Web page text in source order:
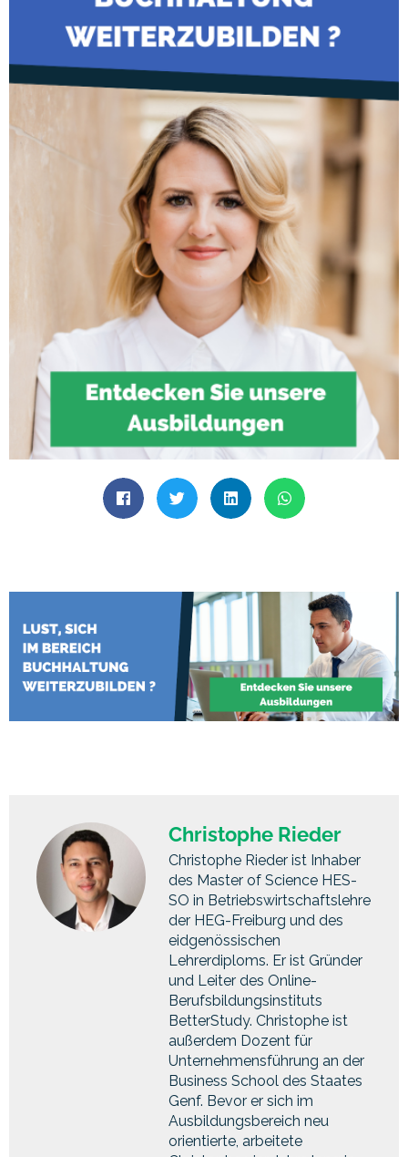
Christophe Rieder
Christophe Rieder ist Inhaber
des Master of Science HES-
SO in Betriebswirtschaftslehre
der HEG-Freiburg und des
eidgenössischen
Lehrerdiploms. Er ist Gründer
und Leiter des Online-
Berufsbildungsinstituts
BetterStudy. Christophe ist
außerdem Dozent für
Unternehmensführung an der
Business School des Staates
Genf. Bevor er sich im
Ausbildungsbereich neu
orientierte, arbeitete